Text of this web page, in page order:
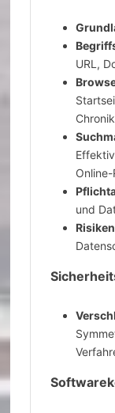
URL,
Chronik
Online-
und